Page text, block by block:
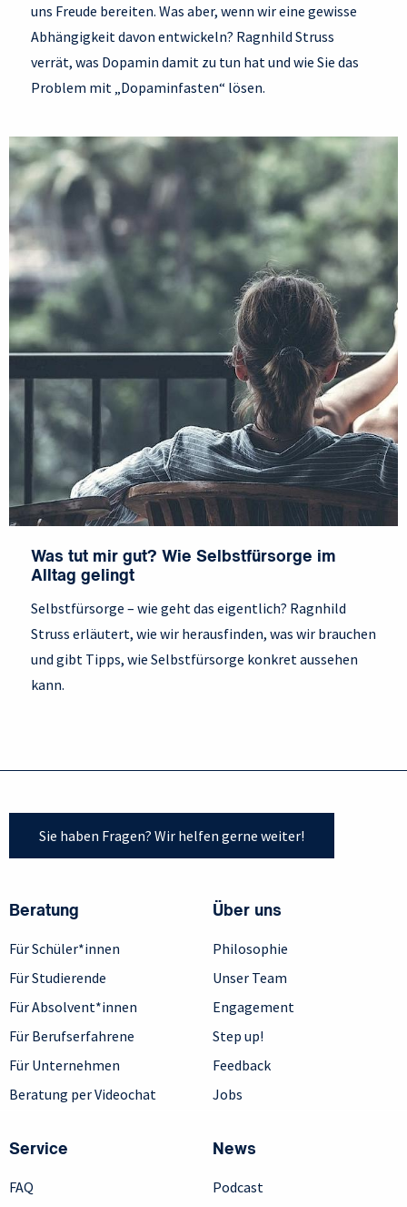
uns Freude bereiten. Was aber, wenn wir eine gewisse
Abhängigkeit davon entwickeln? Ragnhild Struss
verrät, was Dopamin damit zu tun hat und wie Sie das
Problem mit „Dopaminfasten“ lösen.
Was tut mir gut? Wie Selbstfürsorge im
Alltag gelingt
Selbstfürsorge – wie geht das eigentlich? Ragnhild
Struss erläutert, wie wir herausfinden, was wir brauchen
und gibt Tipps, wie Selbstfürsorge konkret aussehen
kann.
Sie haben Fragen? Wir helfen gerne weiter!
Beratung
Für Schüler*innen
Für Studierende
Für Absolvent*innen
Für Berufserfahrene
Für Unternehmen
Beratung per Videochat
Über uns
Philosophie
Unser Team
Engagement
Step up!
Feedback
Jobs
Service
FAQ
News
Podcast